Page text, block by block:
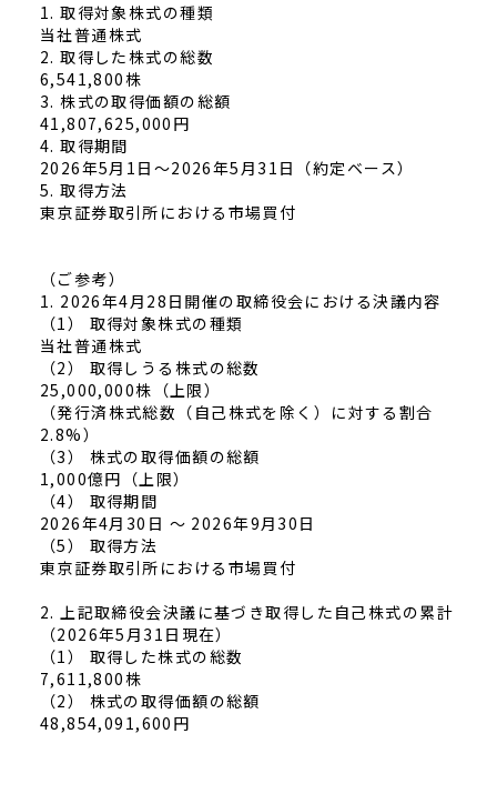
1. 取得対象株式の種類
当社普通株式
2. 取得した株式の総数
6,541,800株
3. 株式の取得価額の総額
41,807,625,000円
4. 取得期間
2026年5月1日～2026年5月31日（約定ベース）
5. 取得方法
東京証券取引所における市場買付
（ご参考）
1. 2026年4月28日開催の取締役会における決議内容
（1） 取得対象株式の種類
当社普通株式
（2） 取得しうる株式の総数
25,000,000株（上限）
（発行済株式総数（自己株式を除く）に対する割合
2.8%）
（3） 株式の取得価額の総額
1,000億円（上限）
（4） 取得期間
2026年4月30日 ～ 2026年9月30日
（5） 取得方法
東京証券取引所における市場買付
2. 上記取締役会決議に基づき取得した自己株式の累計
（2026年5月31日現在）
（1） 取得した株式の総数
7,611,800株
（2） 株式の取得価額の総額
48,854,091,600円